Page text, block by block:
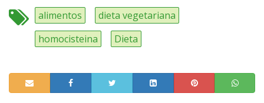
alimentos
dieta vegetariana
homocisteina
Dieta